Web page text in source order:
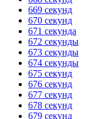
669 секунд
670 секунд
671 секунда
672 секунды
673 секунды
674 секунды
675 секунд
676 секунд
677 секунд
678 секунд
679 секунд